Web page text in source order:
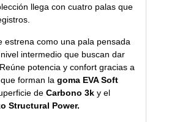
llega con cuatro palas que
estrena como una pala pensada
intermedio que buscan dar
potencia y confort gracias a
forman lagoma EVA Soft
deCarbono 3k y el
Structural Power.